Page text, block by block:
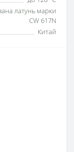
латунь марки
CW 617N
Китай